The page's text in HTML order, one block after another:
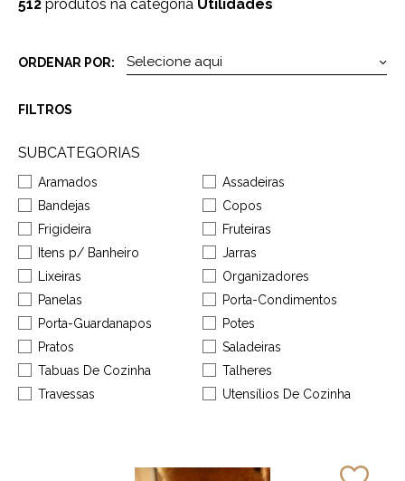
512 produtos na categoria Utilidades
ORDENAR POR:
FILTROS
SUBCATEGORIAS
Aramados
Assadeiras
Bandejas
Copos
Frigideira
Fruteiras
Itens p/ Banheiro
Jarras
Lixeiras
Organizadores
Panelas
Porta-Condimentos
Porta-Guardanapos
Potes
Pratos
Saladeiras
Tabuas De Cozinha
Talheres
Travessas
Utensílios De Cozinha